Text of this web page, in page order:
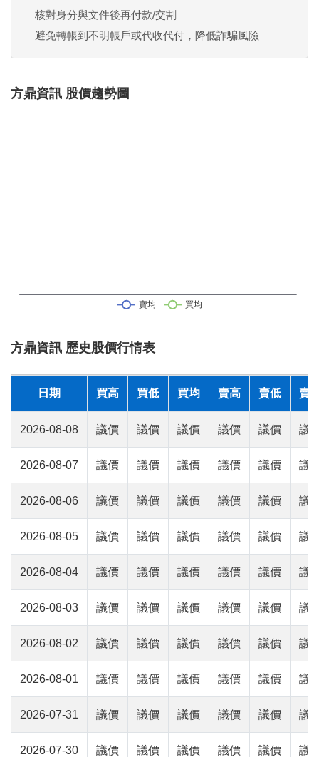
核對身分與文件後再付款/交割
避免轉帳到不明帳戶或代收代付，降低詐騙風險
方鼎資訊 股價趨勢圖
方鼎資訊 歷史股價行情表
日期 買高 買低 買均 賣高 賣低 賣
2026-08-08 議價 議價 議價 議價 議價 議
2026-08-07 議價 議價 議價 議價 議價 議
2026-08-06 議價 議價 議價 議價 議價 議
2026-08-05 議價 議價 議價 議價 議價 議
2026-08-04 議價 議價 議價 議價 議價 議
2026-08-03 議價 議價 議價 議價 議價 議
2026-08-02 議價 議價 議價 議價 議價 議
2026-08-01 議價 議價 議價 議價 議價 議
2026-07-31 議價 議價 議價 議價 議價 議
2026-07-30 議價 議價 議價 議價 議價 議